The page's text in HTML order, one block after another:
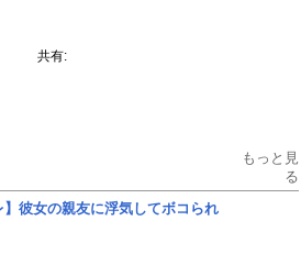
共有:
もっと見
る
】彼女の親友に浮気してボコられ